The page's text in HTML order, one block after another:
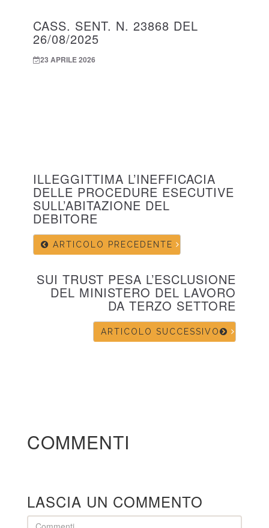
CASS. SENT. N. 23868 DEL
26/08/2025
23 APRILE 2026
ILLEGGITTIMA L’INEFFICACIA
DELLE PROCEDURE ESECUTIVE
SULL’ABITAZIONE DEL
DEBITORE
ARTICOLO PRECEDENTE
SUI TRUST PESA L’ESCLUSIONE
DEL MINISTERO DEL LAVORO
DA TERZO SETTORE
ARTICOLO SUCCESSIVO
COMMENTI
LASCIA UN COMMENTO
Comment